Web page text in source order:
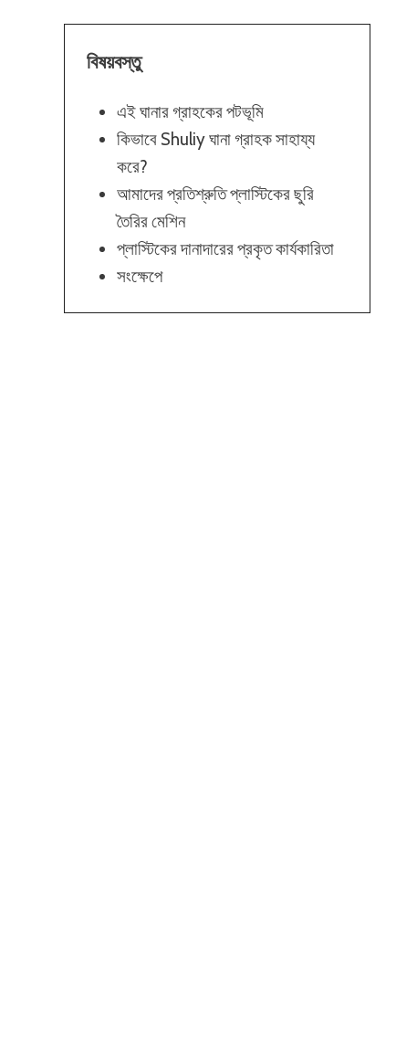
বিষয়বস্তু
এই ঘানার গ্রাহকের পটভূমি
কিভাবে Shuliy ঘানা গ্রাহক সাহায্য
করে?
আমাদের প্রতিশ্রুতি প্লাস্টিকের ছুরি
তৈরির মেশিন
প্লাস্টিকের দানাদারের প্রকৃত কার্যকারিতা
সংক্ষেপে